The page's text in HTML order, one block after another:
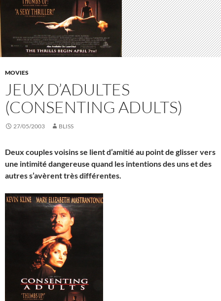
MOVIES
JEUX D’ADULTES
(CONSENTING ADULTS)
27/05/2003 BLISS
Deux couples voisins se lient d’amitié au point de glisser vers
une intimité dangereuse quand les intentions des uns et des
autres s’avèrent très différentes.